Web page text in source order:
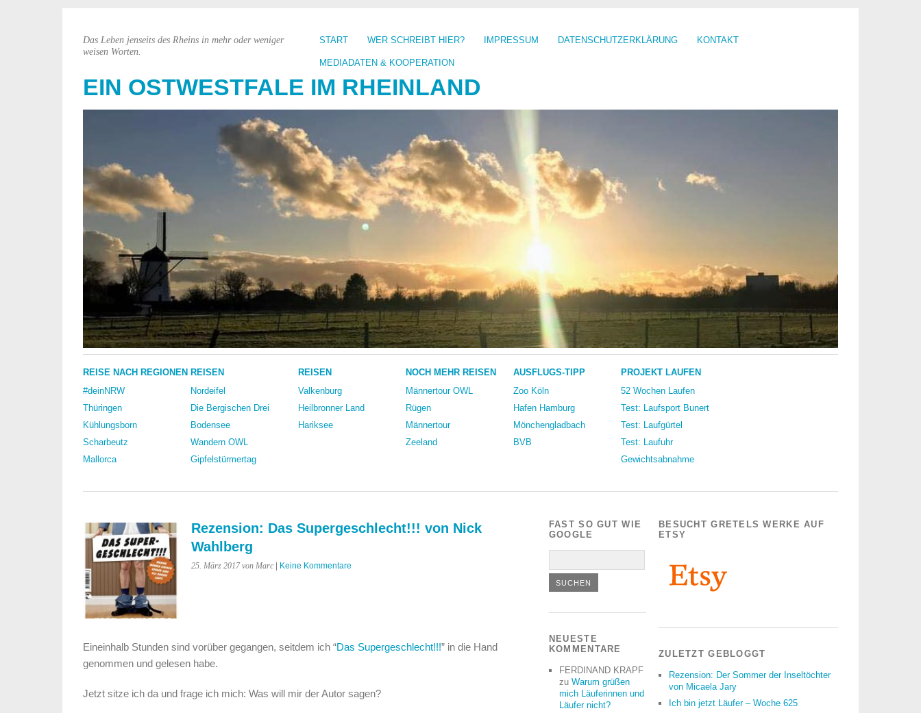
START WER SCHREIBT HIER? IMPRESSUM DATENSCHUTZERKLÄRUNG KONTAKT
MEDIADATEN & KOOPERATION
EIN OSTWESTFALE IM RHEINLAND
Das Leben jenseits des Rheins in mehr oder weniger
weisen Worten.
REISE NACH REGIONEN
#deinNRW
Thüringen
Kühlungsborn
Scharbeutz
Mallorca
REISEN
Nordeifel
Die Bergischen Drei
Bodensee
Wandern OWL
Gipfelstürmertag
REISEN
Valkenburg
Heilbronner Land
Hariksee
NOCH MEHR REISEN
Männertour OWL
Rügen
Männertour
Zeeland
AUSFLUGS-TIPP
Zoo Köln
Hafen Hamburg
Mönchengladbach
BVB
PROJEKT LAUFEN
52 Wochen Laufen
Test: Laufsport Bunert
Test: Laufgürtel
Test: Laufuhr
Gewichtsabnahme
Rezension: Das Supergeschlecht!!! von Nick
Wahlberg
25. März 2017 von Marc| Keine Kommentare
Eineinhalb Stunden sind vorüber gegangen, seitdem ich “Das Supergeschlecht!!!” in die Hand
genommen und gelesen habe.
Jetzt sitze ich da und frage ich mich: Was will mir der Autor sagen?
FAST SO GUT WIE
GOOGLE
NEUESTE
KOMMENTARE
FERDINAND KRAPF
zu Warum grüßen
mich Läuferinnen und
Läufer nicht?
BESUCHT GRETELS WERKE AUF
ETSY
ZULETZT GEBLOGGT
Rezension: Der Sommer der Inseltöchter
von Micaela Jary
Ich bin jetzt Läufer – Woche 625